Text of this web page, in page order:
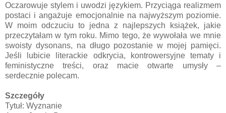
Oczarowuje stylem i uwodzi językiem. Przyciąga realizmem
postaci i angażuje emocjonalnie na najwyższym poziomie.
W moim odczuciu to jedna z najlepszych książek, jakie
przeczytałam w tym roku. Mimo tego, że wywołała we mnie
swoisty dysonans, na długo pozostanie w mojej pamięci.
Jeśli lubicie literackie odkrycia, kontrowersyjne tematy i
feministyczne treści, oraz macie otwarte umysły –
serdecznie polecam.
Szczegóły
Tytuł: Wyznanie